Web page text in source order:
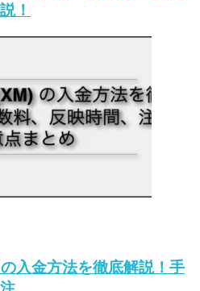
！
入金方法を徹底解説！手